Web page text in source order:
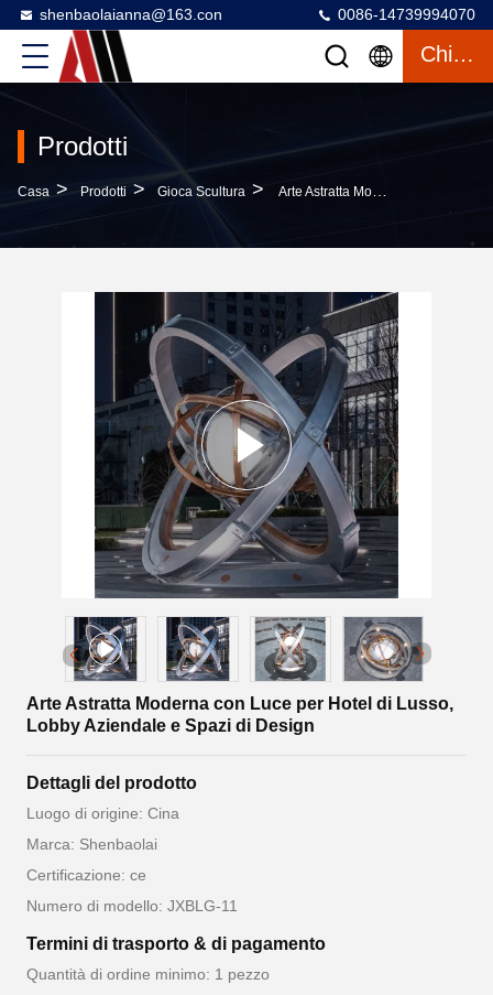
shenbaolaianna@163.con 0086-14739994070
Chiacchierata
Prodotti
Casa > Prodotti > Gioca Scultura > Arte Astratta Moderna Con Luce Per Hotel Di Lusso, Lobby Aziendale E Spazi Di Design
Arte Astratta Moderna con Luce per Hotel di Lusso,
Lobby Aziendale e Spazi di Design
Dettagli del prodotto
Luogo di origine: Cina
Marca: Shenbaolai
Certificazione: ce
Numero di modello: JXBLG-11
Termini di trasporto & di pagamento
Quantità di ordine minimo: 1 pezzo